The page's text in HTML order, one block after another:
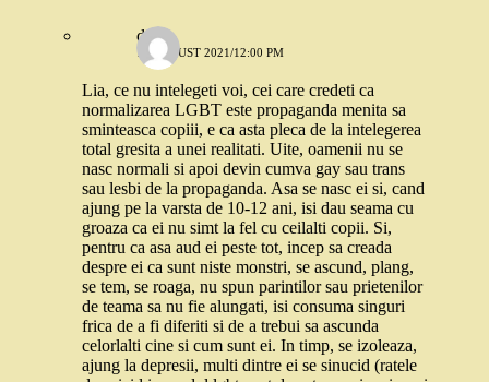
doina
19 AUGUST 2021/12:00 PM
Lia, ce nu intelegeti voi, cei care credeti ca
normalizarea LGBT este propaganda menita sa
sminteasca copiii, e ca asta pleca de la intelegerea
total gresita a unei realitati. Uite, oamenii nu se
nasc normali si apoi devin cumva gay sau trans
sau lesbi de la propaganda. Asa se nasc ei si, cand
ajung pe la varsta de 10-12 ani, isi dau seama cu
groaza ca ei nu simt la fel cu ceilalti copii. Si,
pentru ca asa aud ei peste tot, incep sa creada
despre ei ca sunt niste monstri, se ascund, plang,
se tem, se roaga, nu spun parintilor sau prietenilor
de teama sa nu fie alungati, isi consuma singuri
frica de a fi diferiti si de a trebui sa ascunda
celorlalti cine si cum sunt ei. In timp, se izoleaza,
ajung la depresii, multi dintre ei se sinucid (ratele